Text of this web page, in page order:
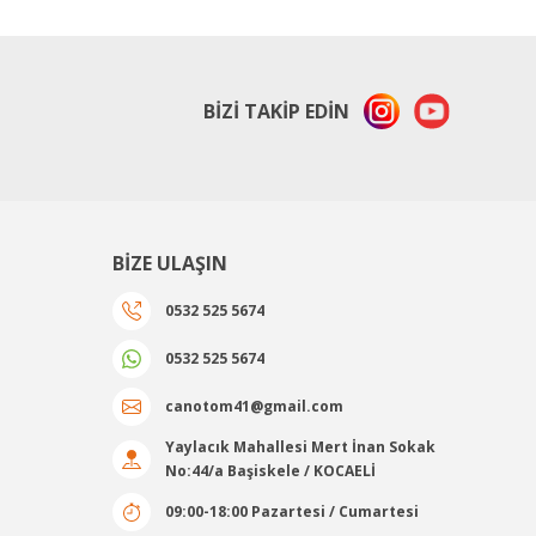
BİZİ TAKİP EDİN
BİZE ULAŞIN
0532 525 5674
0532 525 5674
canotom41@gmail.com
Yaylacık Mahallesi Mert İnan Sokak
No:44/a Başiskele / KOCAELİ
09:00-18:00 Pazartesi / Cumartesi